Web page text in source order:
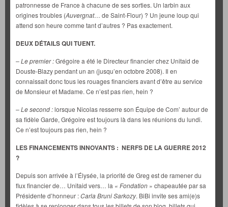
patronnesse de France à chacune de ses sorties. Un larbin aux
origines troubles (Auvergnat… de Saint-Flour) ? Un jeune loup qui
attend son heure comme tant d’autres ? Pas exactement.
DEUX DÉTAILS QUI TUENT.
– Le premier :Grégoire a été le Directeur financier chez Unitaid de
Douste-Blazy pendant un an (jusqu’en octobre 2008). Il en
connaissait donc tous les rouages financiers avant d’être au service
de Monsieur et Madame. Ce n’est pas rien, hein ?
– Le second :lorsque Nicolas resserre son Équipe de Com’ autour de
sa fidèle Garde, Grégoire est toujours là dans les réunions du lundi.
Ce n’est toujours pas rien, hein ?
LES FINANCEMENTS INNOVANTS : NERFS DE LA GUERRE 2012
?
Depuis son arrivée à l’Élysée, la priorité de Greg est de ramener du
flux financier de… Unitaid vers… la « Fondation » chapeautée par sa
Présidente d’honneur :Carla Bruni Sarkozy. BiBi invite ses ami(e)s